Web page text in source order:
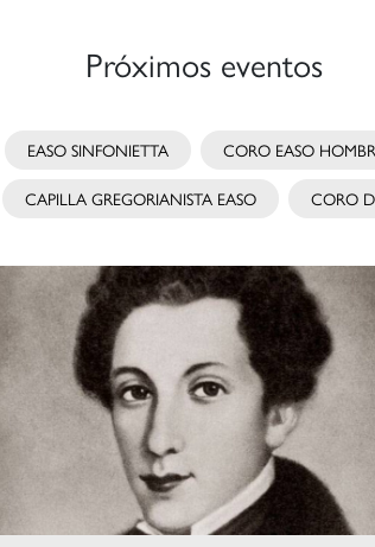
Próximos eventos
EASO SINFONIETTA CORO EASO
CAPILLA GREGORIANISTA EASO CORO